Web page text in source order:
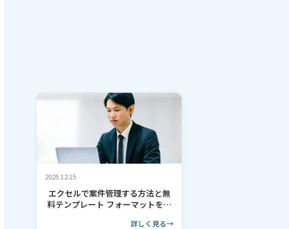
2025.12.15
エクセルで案件管理する方法と無
料テンプレート フォーマットを作
詳しく見る